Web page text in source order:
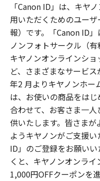
「Canon ID」は、キヤ
用いただくためのユー
報）です。「Canon ID
ノンフォトサークル（有
キヤノンオンラインシ
ど、さまざまなサービ
年2 月よりキヤノンホー
は、お使いの商品をは
合わせて、お客さま一
供いたします。皆さま
ようキヤノンがご支援
ID」のご登録をお願い
くと、キヤノンオンラ
1,000円OFFクーポンを